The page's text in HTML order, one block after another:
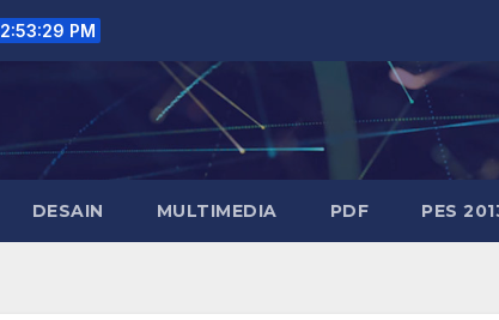
2:53:30 PM
DESAIN MULTIMEDIA PDF PES